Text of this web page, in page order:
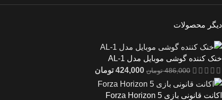
دیگر محصولات
خنک کننده گوشی موبایل مدل AL-1
486,000 تومان 424,000 تومان
اکانت قانونی بازی Forza Horizon 5